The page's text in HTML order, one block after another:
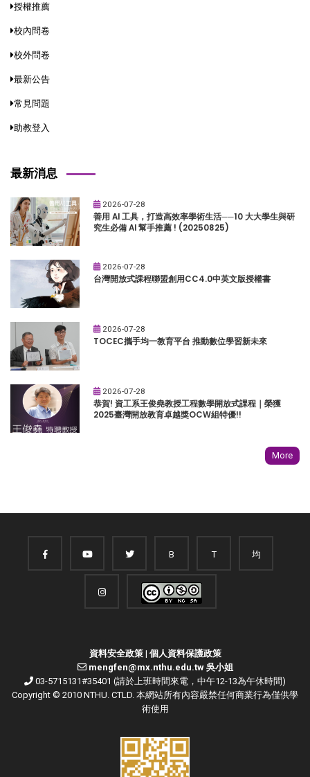
授權推薦
校內問卷
校外問卷
最新公告
常見問題
助教登入
最新消息
2026-07-28
善用 AI 工具，打造高效率學術生活──10 大大學生與研
究生必備 AI 幫手推薦 ! (20250825)
2026-07-28
台灣開放式課程聯盟創用CC4.0中英文版授權書
2026-07-28
TOCEC攜手均一教育平台 推動數位學習新未來
2026-07-28
恭賀! 資工系王俊堯教授工程數學開放式課程｜榮獲
2025臺灣開放教育卓越獎OCW組特優!!
More
B T 均
資料安全政策| 個人資料保護政策
mengfen@mx.nthu.edu.tw 吳小姐
03-5715131#35401 (請於上班時間來電，中午12-13為午休時間)
Copyright © 2010 NTHU. CTLD. 本網站所有內容嚴禁任何商業行為僅供學
術使用